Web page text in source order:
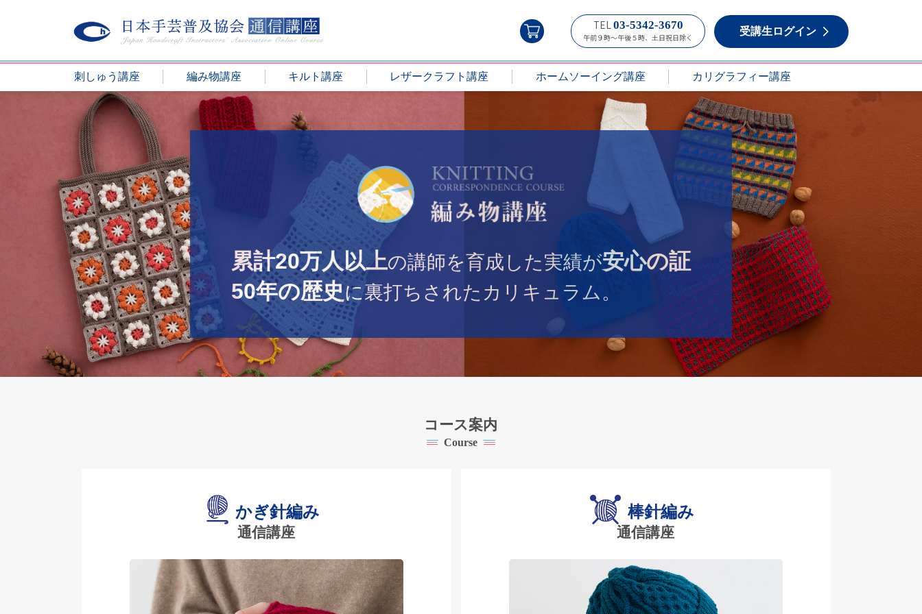
TEL03-5342-3670
午前９時～午後５時、土日祝日除く 受講生ログイン
刺しゅう講座 編み物講座 キルト講座 レザークラフト講座 ホームソーイング講座 カリグラフィー講座
累計20万人以上の講師を育成した実績が安心の証
50年の歴史に裏打ちされたカリキュラム。
コース案内
Course
かぎ針編み
通信講座
棒針編み
通信講座